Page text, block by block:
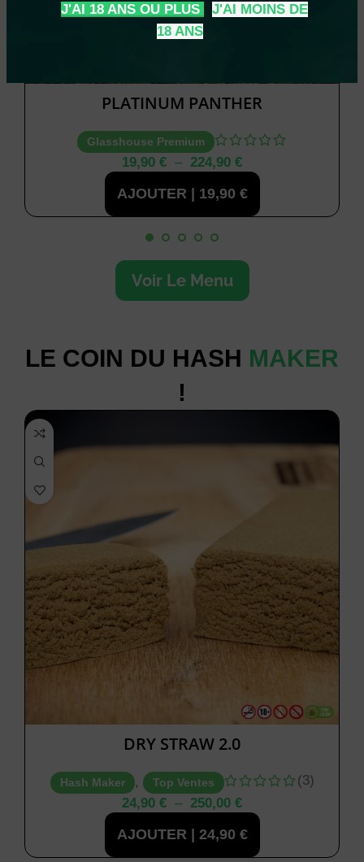
J'AI 18 ANS OU PLUS
J'AI MOINS DE
18 ANS
PLATINUM PANTHER
Glasshouse Premium
19,90 € – 224,90 €
AJOUTER | 19,90 €
Voir Le Menu
LE COIN DU HASH MAKER
!
DRY STRAW 2.0
Hash Maker , Top Ventes
(3)
24,90 € – 250,00 €
AJOUTER | 24,90 €